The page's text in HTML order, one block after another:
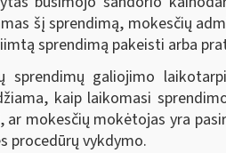
šį sprendimą, mokesčių
sprendimą pakeisti arba
galiojimo
kaip laikomasi
mokesčių mokėtojas yra
procedūrų vykdymo.